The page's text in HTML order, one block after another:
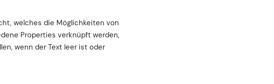
welches die Möglichkeiten von
Properties verknüpft werden,
wenn der Text leer ist oder